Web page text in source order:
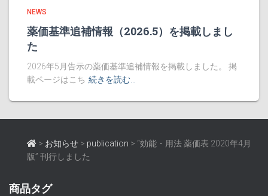
NEWS
薬価基準追補情報（2026.5）を掲載しまし
た
2026年5月告示の薬価基準追補情報を掲載しました。 掲
載ページはこち 続きを読む…
> お知らせ > publication > “効能・用法 薬価表 2020年4月
版” 刊行しました
商品タグ